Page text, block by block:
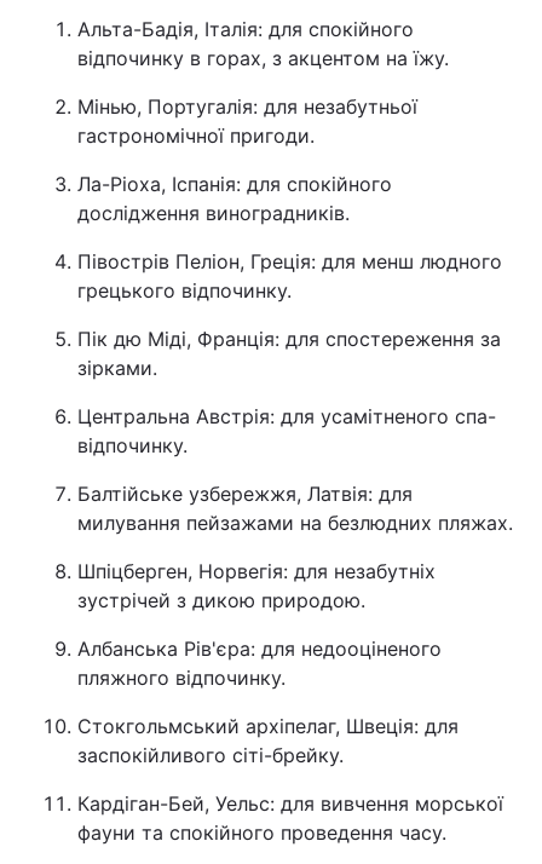
Альта-Бадія, Італія: для спокійного
відпочинку в горах, з акцентом на їжу.
Мінью, Португалія: для незабутньої
гастрономічної пригоди.
Ла-Ріоха, Іспанія: для спокійного
дослідження виноградників.
Півострів Пеліон, Греція: для менш людного
грецького відпочинку.
Пік дю Міді, Франція: для спостереження за
зірками.
Центральна Австрія: для усамітненого спа-
відпочинку.
Балтійське узбережжя, Латвія: для
милування пейзажами на безлюдних пляжах.
Шпіцберген, Норвегія: для незабутніх
зустрічей з дикою природою.
Албанська Рів'єра: для недооціненого
пляжного відпочинку.
Стокгольмський архіпелаг, Швеція: для
заспокійливого сіті-брейку.
Кардіган-Бей, Уельс: для вивчення морської
фауни та спокійного проведення часу.